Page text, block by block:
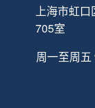
上海市虹
705室
周一至周